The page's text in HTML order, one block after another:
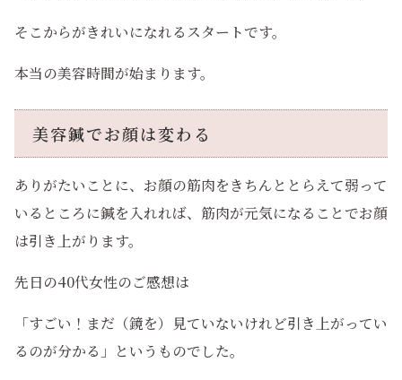
そこからがきれいになれるスタートです。
本当の美容時間が始まります。
美容鍼でお顔は変わる
ありがたいことに、お顔の筋肉をきちんととらえて弱って
いるところに鍼を入れれば、筋肉が元気になることでお顔
は引き上がります。
先日の40代女性のご感想は
「すごい！まだ（鏡を）見ていないけれど引き上がってい
るのが分かる」というものでした。